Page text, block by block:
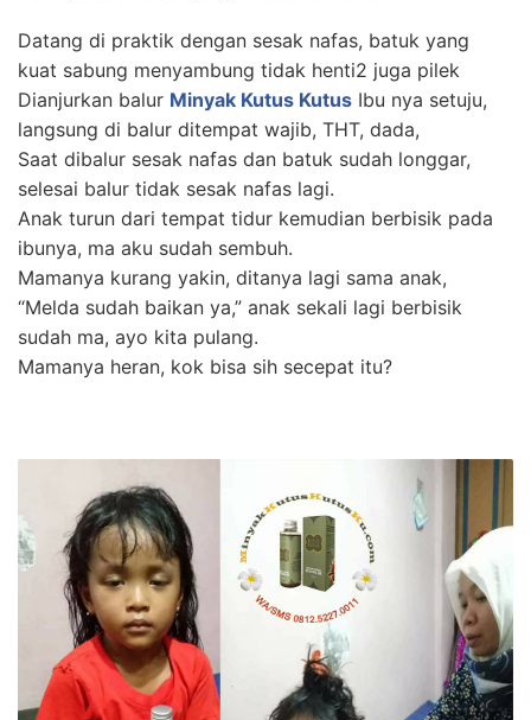
Datang di praktik dengan sesak nafas, batuk yang
kuat sabung menyambung tidak henti2 juga pilek
Dianjurkan balur Minyak Kutus Kutus Ibu nya setuju,
langsung di balur ditempat wajib, THT, dada,
Saat dibalur sesak nafas dan batuk sudah longgar,
selesai balur tidak sesak nafas lagi.
Anak turun dari tempat tidur kemudian berbisik pada
ibunya, ma aku sudah sembuh.
Mamanya kurang yakin, ditanya lagi sama anak,
“Melda sudah baikan ya,” anak sekali lagi berbisik
sudah ma, ayo kita pulang.
Mamanya heran, kok bisa sih secepat itu?